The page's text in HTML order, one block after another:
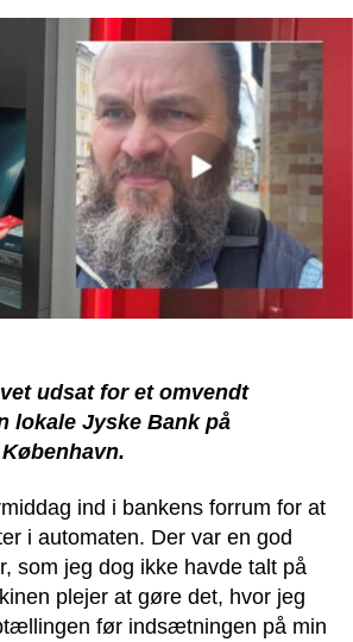
udsat for et omvendt
lokale Jyske Bank på
ind i bankens forrum for at
i automaten. Der var en god
som jeg dog ikke havde talt på
plejer at gøre det, hvor jeg
før indsætningen på min